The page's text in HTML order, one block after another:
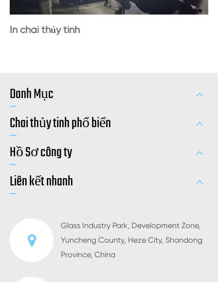
In chai thủy tinh
Danh Mục
Chai thủy tinh phổ biến
Hồ Sơ công ty
Liên kết nhanh
Glass Industry Park, Development Zone,
Yuncheng County, Heze City, Shandong
Province, China